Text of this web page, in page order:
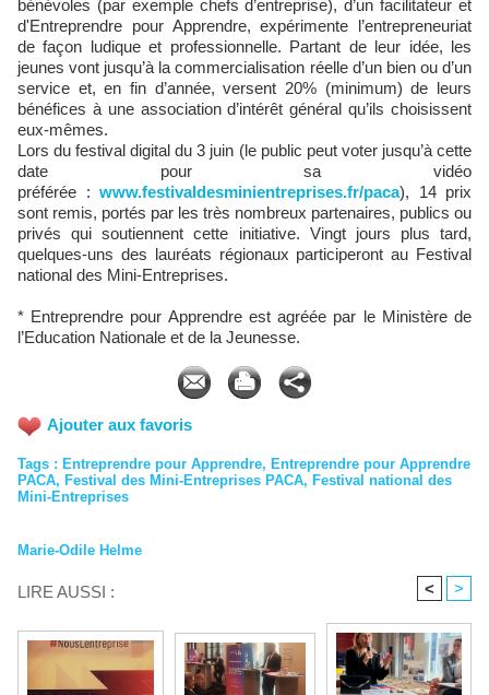
bénévoles (par exemple chefs d’entreprise), d’un facilitateur et
d'Entreprendre pour Apprendre, expérimente l’entrepreneuriat
de façon ludique et professionnelle. Partant de leur idée, les
jeunes vont jusqu’à la commercialisation réelle d’un bien ou d’un
service et, en fin d’année, versent 20% (minimum) de leurs
bénéfices à une association d’intérêt général qu’ils choisissent
eux-mêmes.
Lors du festival digital du 3 juin (le public peut voter jusqu’à cette
date pour sa vidéo
préférée : www.festivaldesminientreprises.fr/paca), 14 prix
sont remis, portés par les très nombreux partenaires, publics ou
privés qui soutiennent cette initiative. Vingt jours plus tard,
quelques-uns des lauréats régionaux participeront au Festival
national des Mini-Entreprises.
* Entreprendre pour Apprendre est agréée par le Ministère de
l’Education Nationale et de la Jeunesse.
Ajouter aux favoris
Tags : Entreprendre pour Apprendre, Entreprendre pour Apprendre
PACA, Festival des Mini-Entreprises PACA, Festival national des
Mini-Entreprises
Marie-Odile Helme
LIRE AUSSI : < >